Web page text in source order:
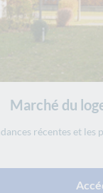
Marché du
récentes et